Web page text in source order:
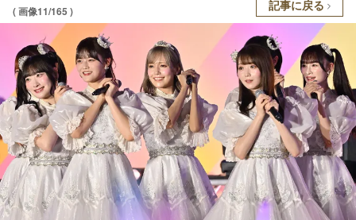
( 画像11/165 ) 記事に戻る